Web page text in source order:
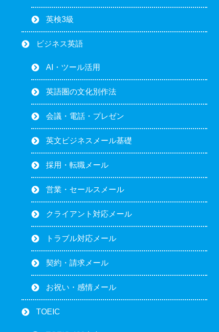
英検3級
ビジネス英語
AI・ツール活用
英語圏の文化別作法
会議・電話・プレゼン
英文ビジネスメール基礎
採用・転職メール
営業・セールスメール
クライアント対応メール
トラブル対応メール
契約・請求メール
お祝い・感情メール
TOEIC